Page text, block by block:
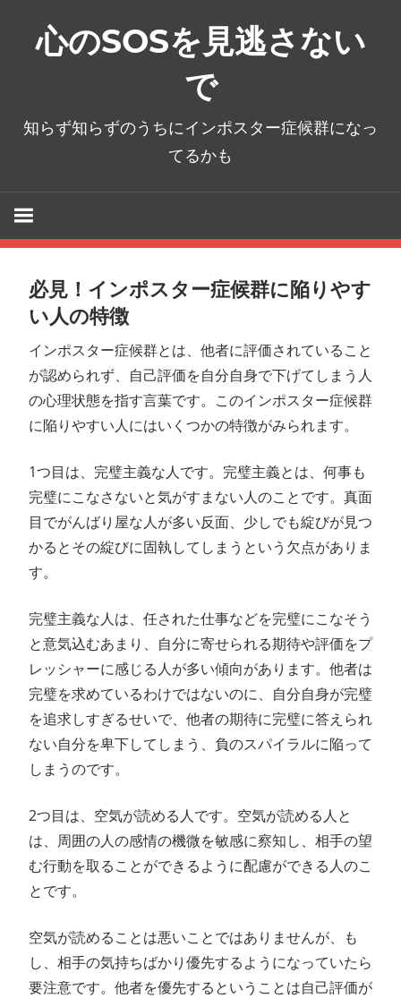
プ
心のSOSを見逃さない
で
知らず知らずのうちにインポスター症候群になっ
てるかも
必見！インポスター症候群に陥りやす
い人の特徴
インポスター症候群とは、他者に評価されていること
が認められず、自己評価を自分自身で下げてしまう人
の心理状態を指す言葉です。このインポスター症候群
に陥りやすい人にはいくつかの特徴がみられます。
1つ目は、完璧主義な人です。完璧主義とは、何事も
完璧にこなさないと気がすまない人のことです。真面
目でがんばり屋な人が多い反面、少しでも綻びが見つ
かるとその綻びに固執してしまうという欠点がありま
す。
完璧主義な人は、任された仕事などを完璧にこなそう
と意気込むあまり、自分に寄せられる期待や評価をプ
レッシャーに感じる人が多い傾向があります。他者は
完璧を求めているわけではないのに、自分自身が完璧
を追求しすぎるせいで、他者の期待に完璧に答えられ
ない自分を卑下してしまう、負のスパイラルに陥って
しまうのです。
2つ目は、空気が読める人です。空気が読める人と
は、周囲の人の感情の機微を敏感に察知し、相手の望
む行動を取ることができるように配慮ができる人のこ
とです。
空気が読めることは悪いことではありませんが、も
し、相手の気持ちばかり優先するようになっていたら
要注意です。他者を優先するということは自己評価が